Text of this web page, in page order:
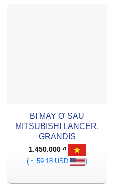
BI MAY Ơ SAU
MITSUBISHI LANCER,
GRANDIS
1.450.000 ₫
( ~ 59.18 USD
)